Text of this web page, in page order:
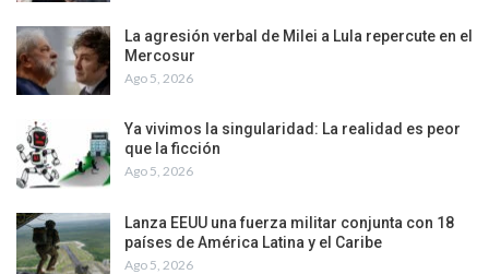
La agresión verbal de Milei a Lula repercute en el
Mercosur
Ago 5, 2026
Ya vivimos la singularidad: La realidad es peor
que la ficción
Ago 5, 2026
Lanza EEUU una fuerza militar conjunta con 18
países de América Latina y el Caribe
Ago 5, 2026